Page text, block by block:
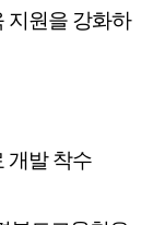
지원을 강화하
개발 착수